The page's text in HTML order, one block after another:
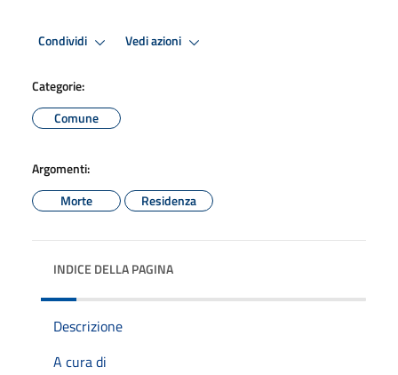
Condividi Vedi azioni
Categorie:
Comune
Argomenti:
Morte
Residenza
INDICE DELLA PAGINA
Descrizione
A cura di